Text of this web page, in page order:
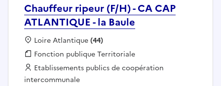
Chauffeur ripeur (F/H) - CA CAP
ATLANTIQUE - la Baule
Localisation :
Loire Atlantique(44)
Fonction publique :
Fonction publique Territoriale
Employeur :
Etablissements publics de coopération
intercommunale